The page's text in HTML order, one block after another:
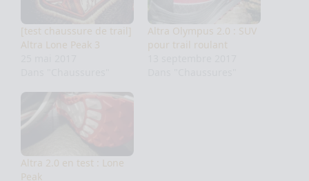
[test chaussure de trail]
Altra Lone Peak 3
Altra Olympus 2.0 : SUV
pour trail roulant
Altra 2.0 en test : Lone
Peak